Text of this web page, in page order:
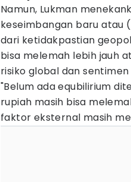
Namun, Lukman
keseimbangan baru atau (
dari ketidakpastian
bisa melemah lebih jauh
risiko global dan
"Belum ada equbilirium
rupiah masih bisa
faktor eksternal masih